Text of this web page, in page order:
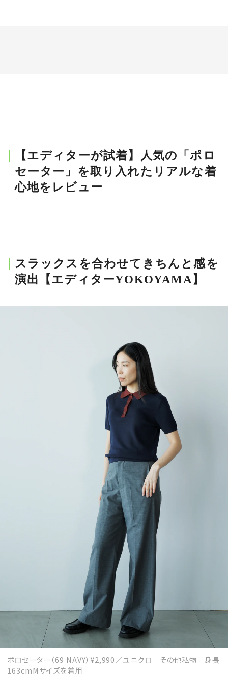
【エディターが試着】人気の「ポロ
セーター」を取り入れたリアルな着
心地をレビュー
スラックスを合わせてきちんと感を
演出【エディターYOKOYAMA】
ポロセーター（69 NAVY）¥2,990／ユニクロ その他私物 身長
163cmMサイズを着用